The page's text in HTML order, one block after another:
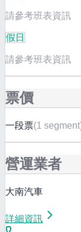
請參考班表資訊
假日
請參考班表資訊
票價
一段票(1 segment
營運業者
大南汽車
詳細資訊